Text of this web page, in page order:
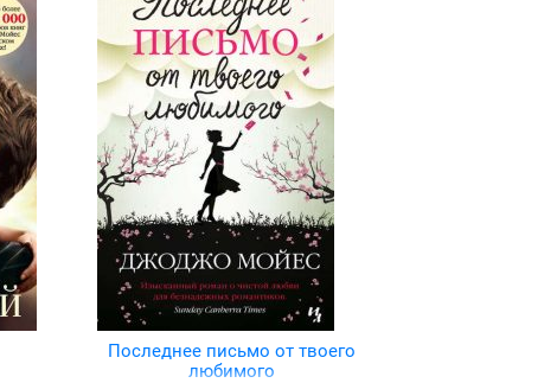
Последнее письмо от твоего
любимого